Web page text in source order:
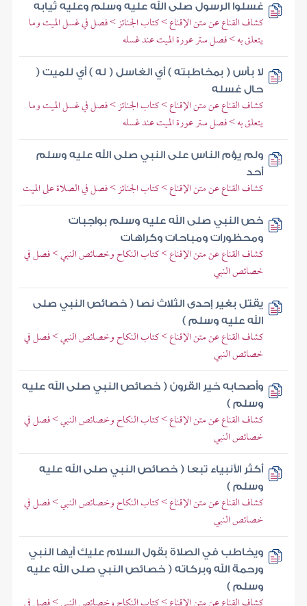
غسلوا الرسول صلى الله عليه وسلم وعليه ثيابه
كشاف القناع عن متن الإقناع > كتاب الجنائز > فصل في غسل الميت وما
يتعلق به > فصل ستر عورة الميت عند غسله
لا بأس ( بمخاطبته ) أي الغاسل ( له ) أي للميت (
حال غسله
كشاف القناع عن متن الإقناع > كتاب الجنائز > فصل في غسل الميت وما
يتعلق به > فصل ستر عورة الميت عند غسله
ولم يؤم الناس على النبي صلى الله عليه وسلم
أحد
كشاف القناع عن متن الإقناع > كتاب الجنائز > فصل في الصلاة على الميت
خص النبي صلى الله عليه وسلم بواجبات
ومحظورات ومباحات وكراهات
كشاف القناع عن متن الإقناع > كتاب النكاح وخصائص النبي > فصل في
خصائص النبي
يقتل بغير إحدى الثلاث نصا ( خصائص النبي صلى
الله عليه وسلم )
كشاف القناع عن متن الإقناع > كتاب النكاح وخصائص النبي > فصل في
خصائص النبي
وأصحابه خير القرون ( خصائص النبي صلى الله عليه
وسلم )
كشاف القناع عن متن الإقناع > كتاب النكاح وخصائص النبي > فصل في
خصائص النبي
أكثر الأنبياء تبعا ( خصائص النبي صلى الله عليه
وسلم )
كشاف القناع عن متن الإقناع > كتاب النكاح وخصائص النبي > فصل في
خصائص النبي
ويخاطب في الصلاة بقول السلام عليك أيها النبي
ورحمة الله وبركاته ( خصائص النبي صلى الله عليه
وسلم )